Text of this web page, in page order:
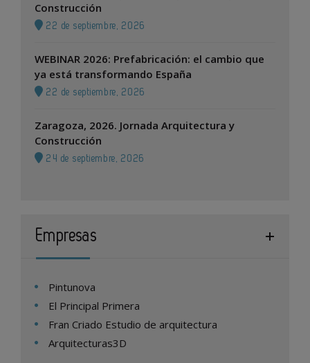
Construcción
22 de septiembre, 2026
WEBINAR 2026: Prefabricación: el cambio que
ya está transformando España
22 de septiembre, 2026
Zaragoza, 2026. Jornada Arquitectura y
Construcción
24 de septiembre, 2026
Empresas
Pintunova
El Principal Primera
Fran Criado Estudio de arquitectura
Arquitecturas3D